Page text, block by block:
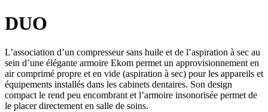
DUO
L’association d’un compresseur sans huile et de l’aspiration à sec au
sein d’une élégante armoire Ekom permet un approvisionnement en
air comprimé propre et en vide (aspiration à sec) pour les appareils et
équipements installés dans les cabinets dentaires. Son design
compact le rend peu encombrant et l’armoire insonorisée permet de
le placer directement en salle de soins.